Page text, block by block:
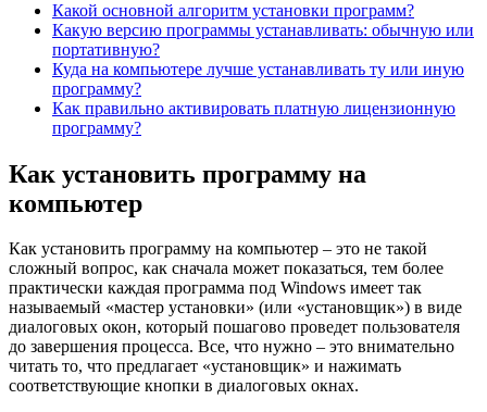
Какой основной алгоритм установки программ?
Какую версию программы устанавливать: обычную или
портативную?
Куда на компьютере лучше устанавливать ту или иную
программу?
Как правильно активировать платную лицензионную
программу?
Как установить программу на
компьютер
Как установить программу на компьютер – это не такой
сложный вопрос, как сначала может показаться, тем более
практически каждая программа под Windows имеет так
называемый «мастер установки» (или «установщик») в виде
диалоговых окон, который пошагово проведет пользователя
до завершения процесса. Все, что нужно – это внимательно
читать то, что предлагает «установщик» и нажимать
соответствующие кнопки в диалоговых окнах.